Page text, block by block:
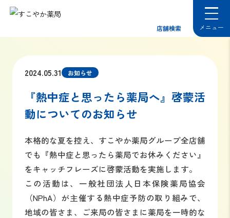
店舗検索
2024.05.31 お知らせ
『熱中症と思ったら薬局へ』啓蒙活
動についてのお知らせ
本格的な夏を控え、すこやか薬局グループ全店舗
でも『熱中症と思ったら薬局でお休みください』
をキャッチフレーズに啓蒙活動を実施します。
この活動は、一般社団法人日本保険薬局協会
（NPhA）が主催する熱中症予防の取り組みで、
地域の皆さま、ご来局の皆さまに薬局を一時的な